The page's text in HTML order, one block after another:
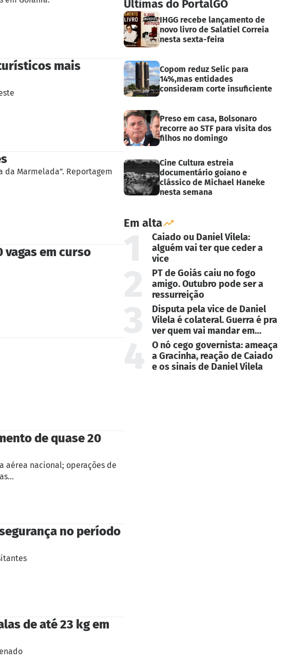
mais
da Marmelada”. Reportagem
vagas em curso
de quase 20
aérea nacional; operações de
no período
de até 23 kg em
Últimas do PortalGO
IHGG recebe lançamento de
novo livro de Salatiel Correia
nesta sexta-feira
Copom reduz Selic para
14%,mas entidades
consideram corte insuficiente
Preso em casa, Bolsonaro
recorre ao STF para visita dos
filhos no domingo
Cine Cultura estreia
documentário goiano e
clássico de Michael Haneke
nesta semana
Em alta
Caiado ou Daniel Vilela:
alguém vai ter que ceder a
vice
PT de Goiás caiu no fogo
amigo. Outubro pode ser a
ressurreição
Disputa pela vice de Daniel
Vilela é colateral. Guerra é pra
ver quem vai mandar em
Goiás
O nó cego governista: ameaça
a Gracinha, reação de Caiado
e os sinais de Daniel Vilela